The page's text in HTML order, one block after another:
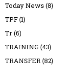
Today News (8)
TPF(1)
Tr(6)
TRAINING (43)
TRANSFER(82)